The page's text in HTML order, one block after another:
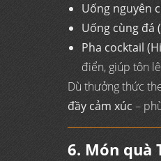
Uống nguyên
Uống cùng đá
Pha cocktail
điển, giúp tôn
Dù thưởng thức
đầy cảm xúc –
6. Món quà